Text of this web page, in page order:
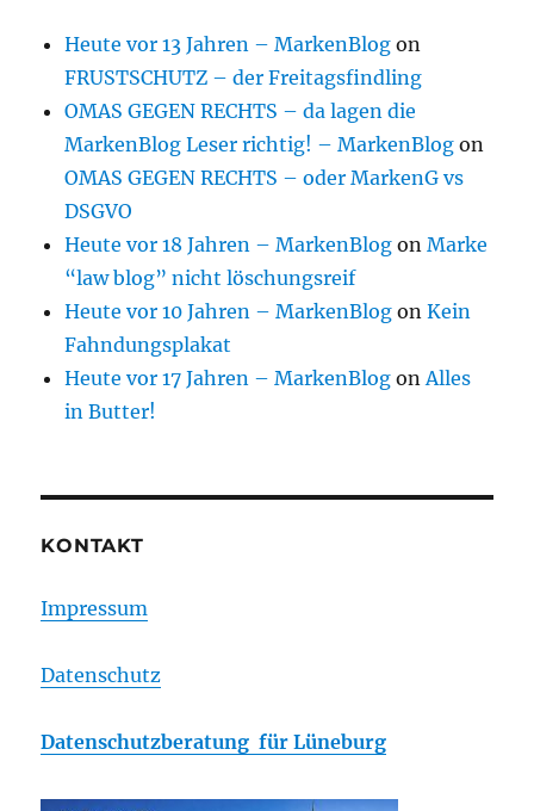
Heute vor 13 Jahren – MarkenBlog on
FRUSTSCHUTZ – der Freitagsfindling
OMAS GEGEN RECHTS – da lagen die
MarkenBlog Leser richtig! – MarkenBlog on
OMAS GEGEN RECHTS – oder MarkenG vs
DSGVO
Heute vor 18 Jahren – MarkenBlog onMarke
“law blog” nicht löschungsreif
Heute vor 10 Jahren – MarkenBlog onKein
Fahndungsplakat
Heute vor 17 Jahren – MarkenBlog onAlles
in Butter!
KONTAKT
Impressum
Datenschutz
Datenschutzberatung für Lüneburg